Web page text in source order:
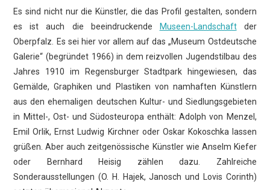
Es sind nicht nur die Künstler, die das Profil gestalten, sondern
es ist auch die beeindruckende
Museen-Landschaftder
Oberpfalz. Es sei hier vor allem auf das „Museum Ostdeutsche
Galerie“ (begründet 1966) in dem reizvollen Jugendstilbau des
Jahres 1910 im Regensburger Stadtpark hingewiesen, das
Gemälde, Graphiken und Plastiken von namhaften Künstlern
aus den ehemaligen deutschen Kultur- und Siedlungsgebieten
in Mittel-, Ost- und Südosteuropa enthält: Adolph von Menzel,
Emil Orlik, Ernst Ludwig Kirchner oder Oskar Kokoschka lassen
grüßen. Aber auch zeitgenössische Künstler wie Anselm Kiefer
oder Bernhard Heisig zählen dazu. Zahlreiche
Sonderausstellungen (O. H. Hajek, Janosch und Lovis Corinth)